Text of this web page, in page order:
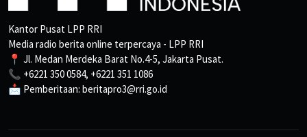
Kantor Pusat LPP RRI
Media radio berita online terpercaya - LPP RRI
📍 Jl. Medan Merdeka Barat No.4-5, Jakarta Pusat.
📞 +6221 350 0584, +6221 351 1086
📩 Pemberitaan: beritapro3@rri.go.id